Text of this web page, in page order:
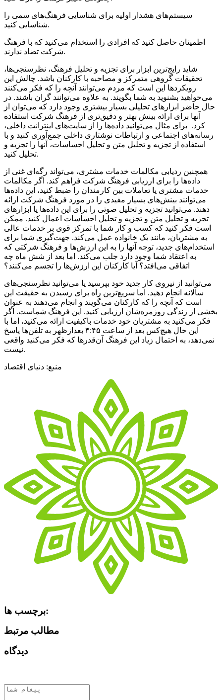
سیستم‌های هشدار اولیه برای شناسایی فرهنگ‌‌های سمی را
شناسایی کنید.
اطمینان حاصل کنید که افرادی را استخدام می‌‌کنید که با فرهنگ
شرکت تضاد ندارند.
شاید رایج‌‌ترین ابزار برای تجزیه و تحلیل فرهنگ، نظرسنجی‌‌ها،
تحقیقات گروهی متمرکز و مصاحبه با کارکنان باشد. چالش این
رویکردها این است که مردم می‌توانند آنچه را که فکر می‌کنند
می‌‌خواهید بشنوید به شما بگویند. به علاوه می‌توانند گران باشند. در
حال حاضر ابزارهای تحلیلی بسیار بیشتری وجود دارد که می‌توان از
آنها برای ارائه بینش بهتر و دقیق‌‌تری از فرهنگ شرکت استفاده
کرد. برای مثال می‌توانید داده‌‌ها را از سایت‌‌های اینترانت داخلی،
رسانه‌‌های اجتماعی و ارتباطات نوشتاری داخلی جمع‌‌آوری کنید و با
استفاده از تجزیه و تحلیل متن و تحلیل احساسات، آنها را تجزیه و
تحلیل کنید.
همچنین ردیابی مکالمات خدمات مشتری، می‌تواند رگه‌‌ای غنی از
داده‌‌ها را برای ارزیابی فرهنگ شرکت فراهم کند. اگر مکالمات
خدمات مشتری یا تعاملات بین کارمندان را ضبط کنید، این داده‌‌ها
می‌توانند بینش‌‌های بسیار مفیدی را در مورد فرهنگ شرکت ارائه
دهند. می‌توانید تجزیه و تحلیل صوتی را برای این داده‌‌ها یا ابزارهای
تجزیه و تحلیل متن و تجزیه و تحلیل احساسات اعمال کنید. ممکن
است فکر کنید که کسب و کار شما با تمرکز قوی بر خدمات عالی
به مشتریان، مانند یک خانواده عمل می‌کند. جهت‌‌گیری شما برای
استخدام‌‌های جدید، توجه آنها را به این ارزش‌‌ها و فرهنگ شرکتی که
به اعتقاد شما وجود دارد جلب می‌کند. اما بعد از شش ماه چه
اتفاقی می‌‌افتد؟ آیا کارکنان این ارزش‌‌ها را تجسم می‌کنند؟
می‌توانید از نیروی کار جدید خود بپرسید یا می‌توانید نظرسنجی‌‌های
سالانه انجام دهید. اما سریع‌‌ترین راه برای رسیدن به حقیقت این
است که آنچه را که کارکنان می‌‌گویند و انجام می‌دهند به عنوان
بخشی از زندگی روزمره‌‌شان ارزیابی کنید. این فرهنگ شماست. اگر
فکر می‌‌کنید به مشتریان خود خدمات باکیفیت ارائه می‌‌کنید، اما با
این حال هیچ‌‌کس بعد از ساعت ۴:۴۵ بعدازظهر به تلفن‌‌ها پاسخ
نمی‌‌دهد، به احتمال زیاد این فرهنگ آن‌قدرها که فکر می‌‌کنید واقعی
نیست.
منبع: دنیای اقتصاد
برچسب ها:
مطالب مرتبط
دیدگاه